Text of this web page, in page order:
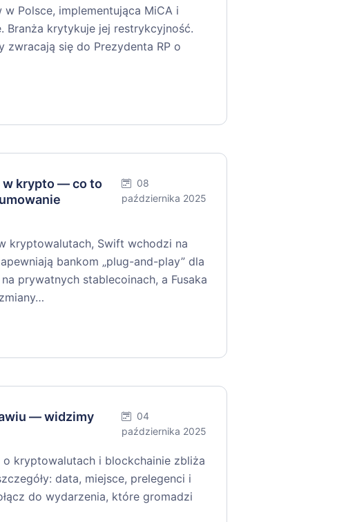
Polsce, implementująca MiCA i
Branża krytykuje jej restrykcyjność.
zwracają się do Prezydenta RP o
w krypto — co to
08
października 2025
kryptowalutach, Swift wchodzi na
bankom „plug-and-play” dla
prywatnych stablecoinach, a Fusaka
— widzimy
04
października 2025
kryptowalutach i blockchainie zbliża
data, miejsce, prelegenci i
do wydarzenia, które gromadzi